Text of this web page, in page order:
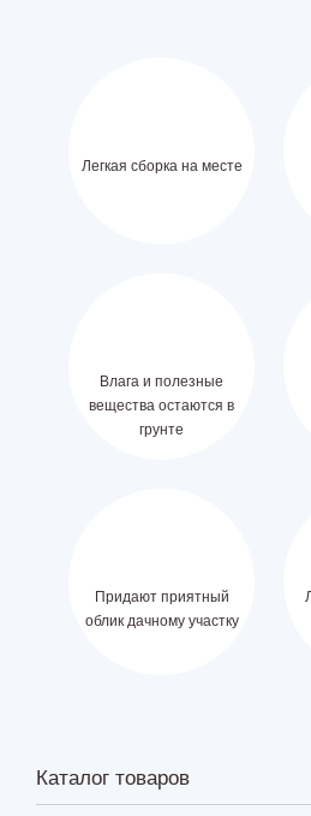
Легкая сборка на месте
Влага и полезные
вещества остаются в
грунте
Придают приятный
облик дачному участку
Каталог товаров